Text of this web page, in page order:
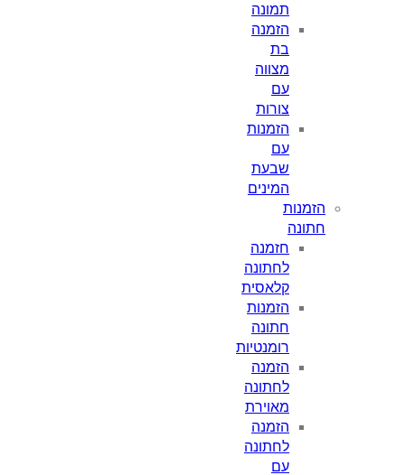
תמונה
הזמנה
בת
מצווה
עם
צורות
הזמנות
עם
שבעת
המינים
הזמנות
חתונה
חזמנה
לחתונה
קלאסית
הזמנות
חתונה
רומנטיות
הזמנה
לחתונה
מאוירת
הזמנה
לחתונה
עם